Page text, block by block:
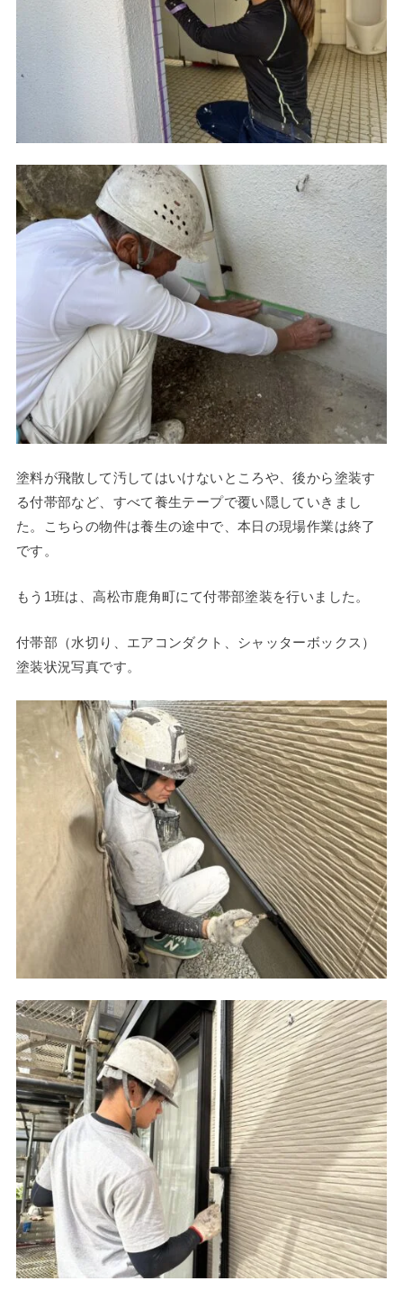
塗料が飛散して汚してはいけないところや、後から塗装す
る付帯部など、すべて養生テープで覆い隠していきまし
た。こちらの物件は養生の途中で、本日の現場作業は終了
です。
もう1班は、高松市鹿角町にて付帯部塗装を行いました。
付帯部（水切り、エアコンダクト、シャッターボックス）
塗装状況写真です。